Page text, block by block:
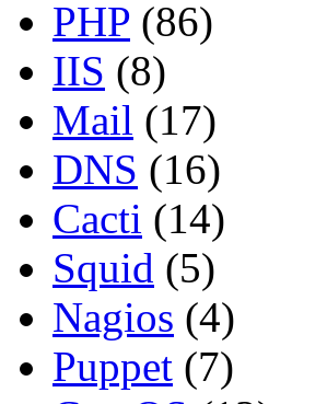
PHP (86)
IIS (8)
Mail (17)
DNS (16)
Cacti (14)
Squid (5)
Nagios (4)
Puppet (7)